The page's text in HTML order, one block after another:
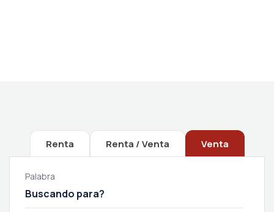
Renta Renta / Venta Venta
Palabra